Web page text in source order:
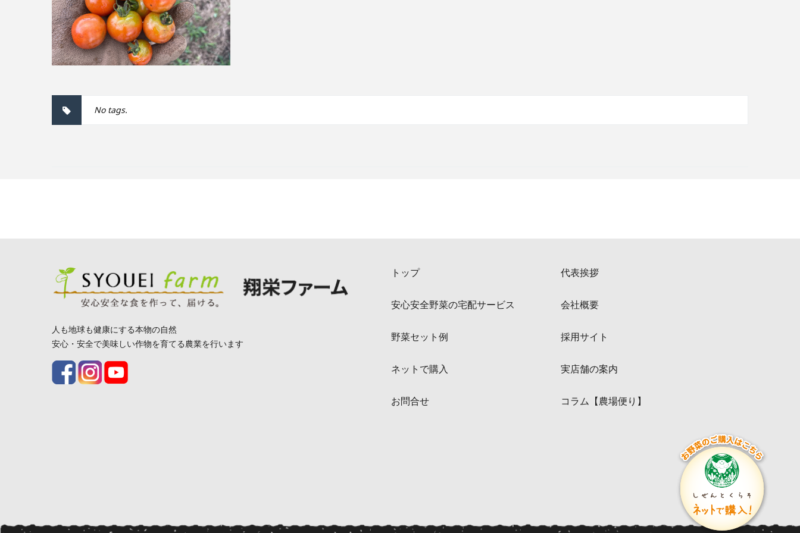
No tags.
人も地球も健康にする本物の自然
安心・安全で美味しい作物を育てる農業を行います
トップ 代表挨拶
安心安全野菜の宅配サービス 会社概要
野菜セット例 採用サイト
ネットで購入 実店舗の案内
お問合せ コラム【農場便り】